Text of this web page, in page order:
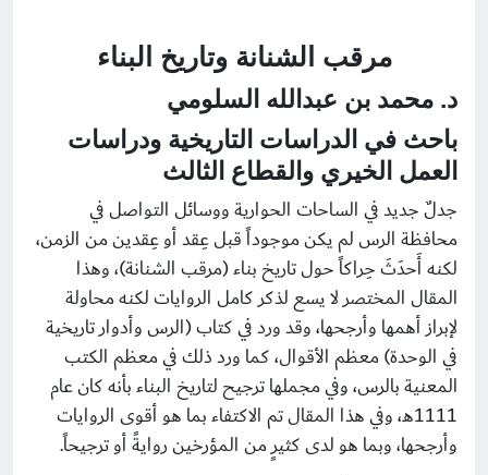
مرقب الشنانة وتاريخ البناء
د. محمد بن عبدالله السلومي
باحث في الدراسات التاريخية ودراسات
العمل الخيري والقطاع الثالث
جدلٌ جديد في الساحات الحوارية ووسائل التواصل في
محافظة الرس لم يكن موجوداً قبل عِقد أو عِقدين من الزمن،
لكنه أَحدَثَ حِراكاً حول تاريخ بناء (مرقب الشنانة)، وهذا
المقال المختصر لا يسع لذكر كامل الروايات لكنه محاولة
لإبراز أهمها وأرجحها، وقد ورد في كتاب (الرس وأدوار تاريخية
في الوحدة) معظم الأقوال، كما ورد ذلك في معظم الكتب
المعنية بالرس، وفي مجملها ترجيح لتاريخ البناء بأنه كان عام
1111هـ، وفي هذا المقال تم الاكتفاء بما هو أقوى الروايات
وأرجحها، وبما هو لدى كثيرٍ من المؤرخين روايةً أو ترجيحاً.